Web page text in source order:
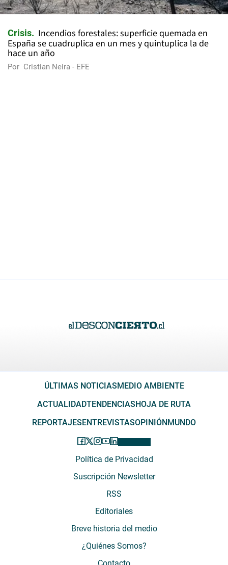
Crisis
Incendios forestales: superficie quemada en
España se cuadruplica en un mes y quintuplica la de
hace un año
Por Cristian Neira - EFE
ÚLTIMAS NOTICIASMEDIO AMBIENTE
ACTUALIDADTENDENCIASHOJA DE RUTA
REPORTAJESENTREVISTASOPINIÓNMUNDO
Política de Privacidad
Suscripción Newsletter
RSS
Editoriales
Breve historia del medio
¿Quiénes Somos?